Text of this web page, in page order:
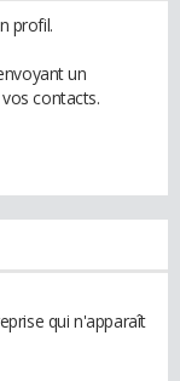
profil.
un
contacts.
qui n'apparaît